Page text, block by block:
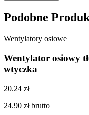
Podobne
Wentylatory osiowe
Wentylator osiowy
wtyczka
20.24 zł
24.90 zł brutto